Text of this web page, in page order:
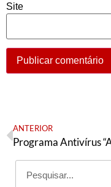
Site
ANTERIOR